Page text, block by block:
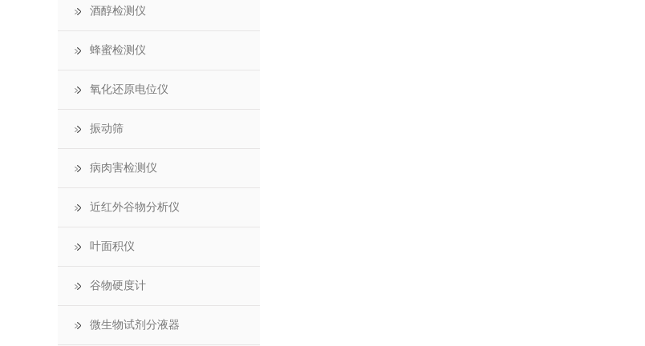
酒醇检测仪
蜂蜜检测仪
氧化还原电位仪
振动筛
病肉害检测仪
近红外谷物分析仪
叶面积仪
谷物硬度计
微生物试剂分液器